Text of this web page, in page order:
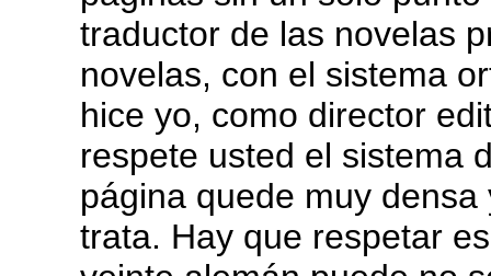
traductor de las novelas
novelas, con el sistema
hice yo, como director
respete usted el sistema
página quede muy
trata. Hay que respetar